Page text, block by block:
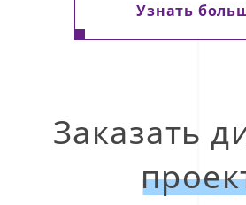
Узнать
Заказать